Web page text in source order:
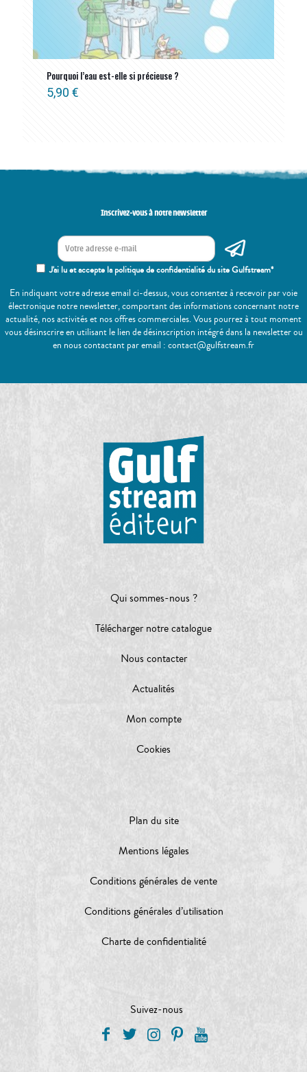
Pourquoi l’eau est-elle si précieuse ?
5,90 €
Inscrivez-vous à notre newsletter
J'ai lu et accepte la politique de confidentialité du site Gulfstream*
En indiquant votre adresse email ci-dessus, vous consentez à recevoir par voie
électronique notre newsletter, comportant des informations concernant notre
actualité, nos activités et nos offres commerciales. Vous pourrez à tout moment
vous désinscrire en utilisant le lien de désinscription intégré dans la newsletter ou
en nous contactant par email : contact@gulfstream.fr
Qui sommes-nous ?
Télécharger notre catalogue
Nous contacter
Actualités
Mon compte
Cookies
Plan du site
Mentions légales
Conditions générales de vente
Conditions générales d’utilisation
Charte de confidentialité
Suivez-nous